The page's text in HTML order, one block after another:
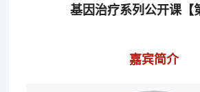
基因治疗系列公开课【
嘉宾简介